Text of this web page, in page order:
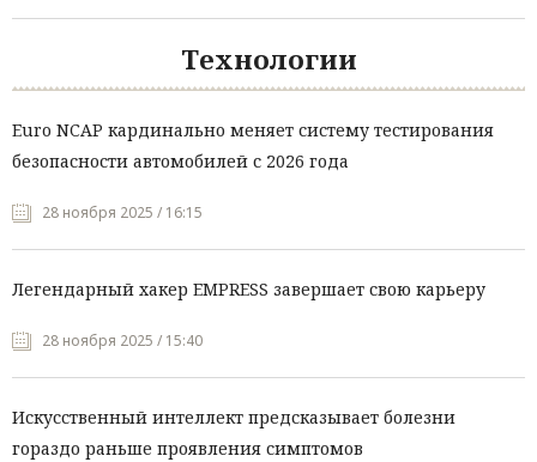
Технологии
Euro NCAP кардинально меняет систему тестирования
безопасности автомобилей с 2026 года
28 ноября 2025 / 16:15
Легендарный хакер EMPRESS завершает свою карьеру
28 ноября 2025 / 15:40
Искусственный интеллект предсказывает болезни
гораздо раньше проявления симптомов